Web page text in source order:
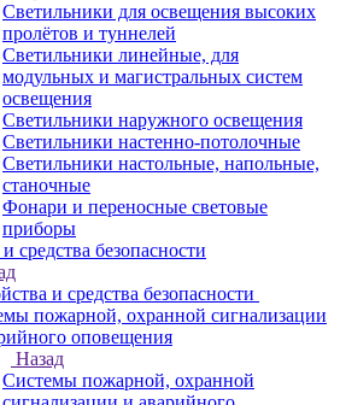
Светильники для освещения высоких
пролётов и туннелей
Светильники линейные, для
модульных и магистральных систем
освещения
Светильники наружного освещения
Светильники настенно-потолочные
Светильники настольные, напольные,
станочные
Фонари и переносные световые
приборы
средства безопасности
и средства безопасности
пожарной, охранной сигнализации
оповещения
Назад
Системы пожарной, охранной